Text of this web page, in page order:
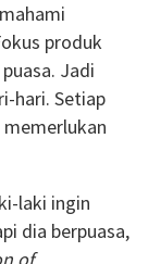
produk
Jadi
hari. Setiap
laki ingin
dia berpuasa,